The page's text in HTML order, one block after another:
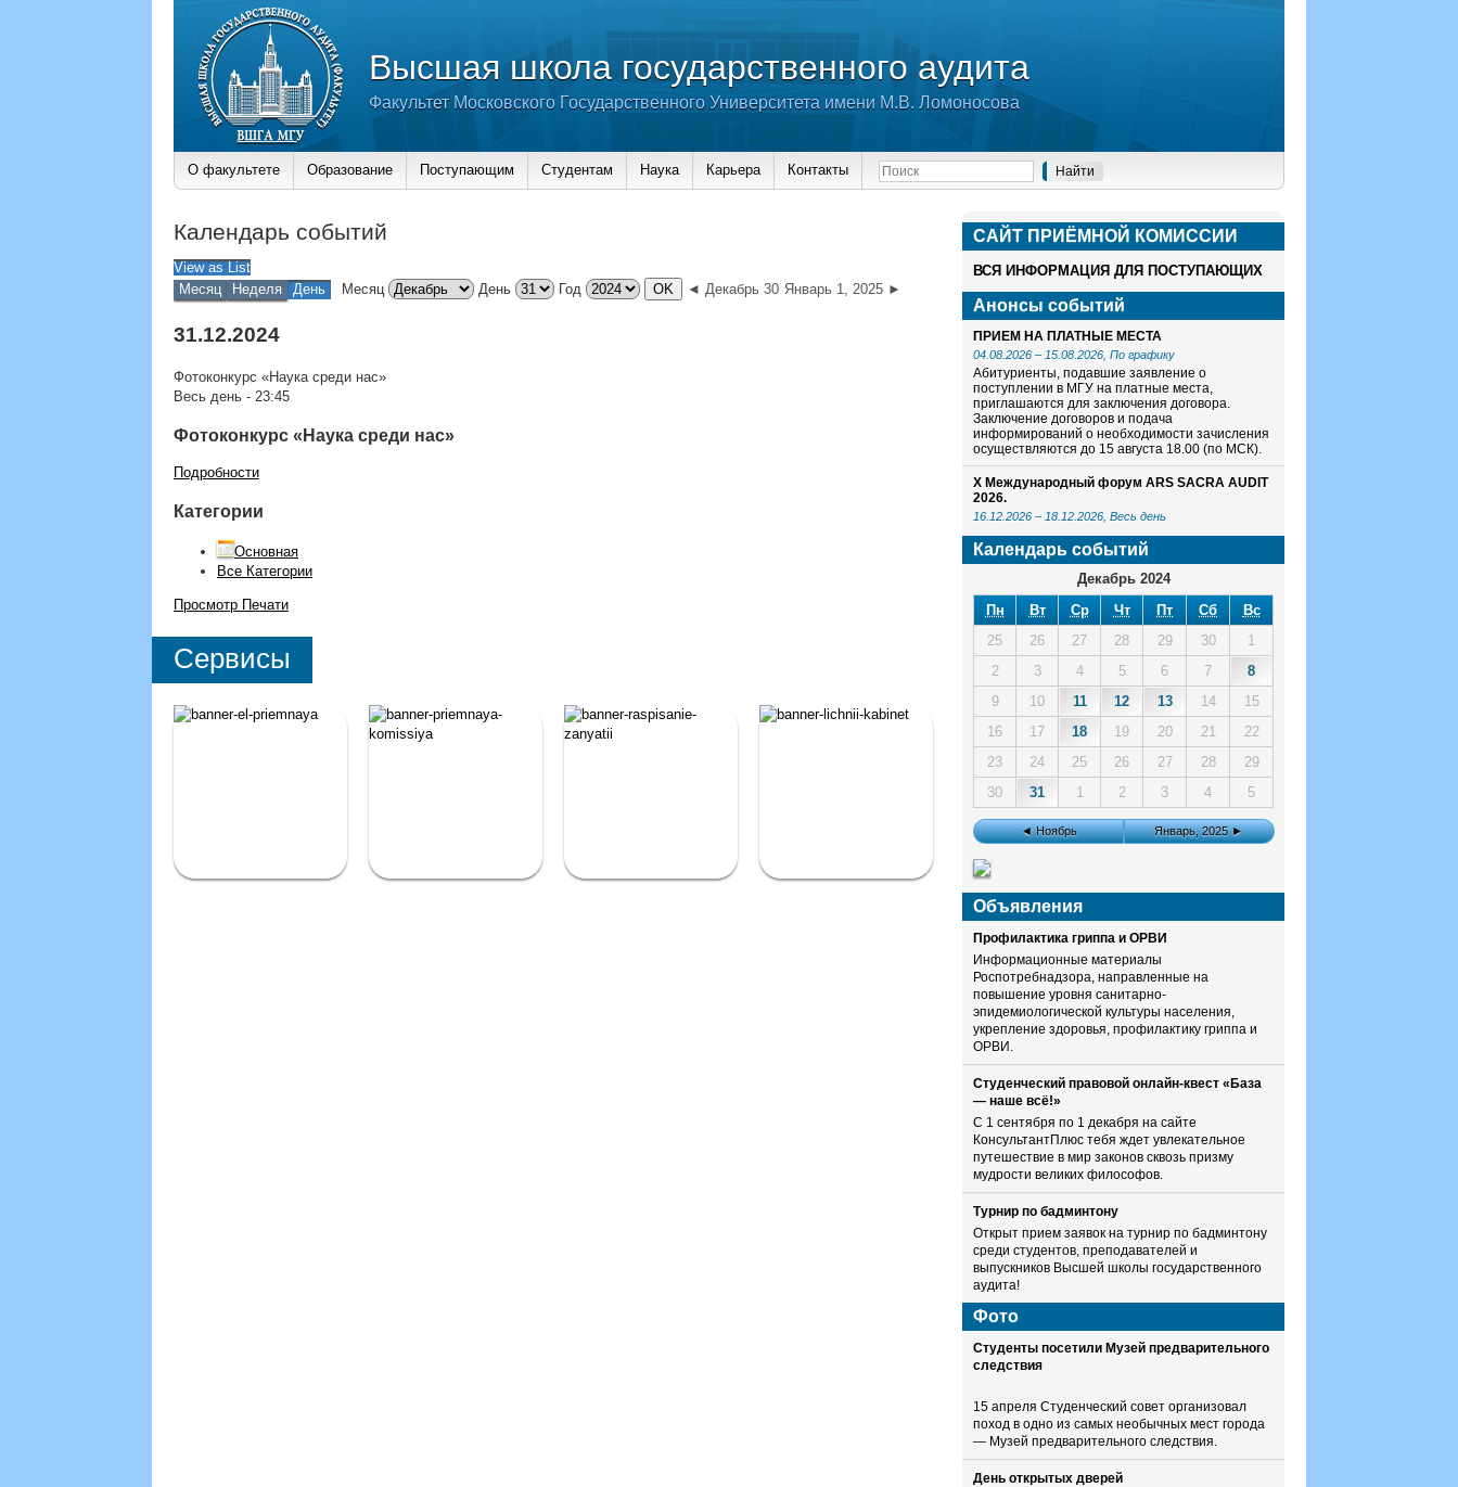
Высшая школа государственного аудита
Факультет Московского Государственного Университета имени М.В. Ломоносова
О факультете Образование Поступающим Студентам Наука Карьера Контакты
Календарь событий
View asList
Месяц
Неделя День Месяц День Год ◄ Декабрь 30 Январь 1, 2025 ►
31.12.2024
Фотоконкурс «Наука среди нас»
Весь день - 23:45
Фотоконкурс «Наука среди нас»
Подробности
Категории
Основная
Все Категории
Просмотр Печати
Сервисы
САЙТ ПРИЁМНОЙ КОМИСCИИ
ВСЯ ИНФОРМАЦИЯ ДЛЯ ПОСТУПАЮЩИХ
Анонсы событий
ПРИЕМ НА ПЛАТНЫЕ МЕСТА
04.08.2026 – 15.08.2026 , По графику
Абитуриенты, подавшие заявление о
поступлении в МГУ на платные места,
приглашаются для заключения договора.
Заключение договоров и подача
информирований о необходимости зачисления
осуществляются до 15 августа 18.00 (по МСК).
X Международный форум ARS SACRA AUDIT
2026.
16.12.2026 – 18.12.2026 , Весь день
Календарь событий
Декабрь 2024
Пн
Вт Ср Чт Пт Сб
Вс
25
26 27 28 29 30
1
2
3 4 5 6 7
8
9
10 11 12 13 14
15
16
17 18 19 20 21
22
23
24 25 26 27 28
29
30
31 1 2 3 4 5
◄ Ноябрь Январь, 2025 ►
Объявления
Профилактика гриппа и ОРВИ
Информационные материалы
Роспотребнадзора, направленные на
повышение уровня санитарно-
эпидемиологической культуры населения,
укрепление здоровья, профилактику гриппа и
ОРВИ.
Студенческий правовой онлайн-квест «База
— наше всё!»
С 1 сентября по 1 декабря на сайте
КонсультантПлюс тебя ждет увлекательное
путешествие в мир законов сквозь призму
мудрости великих философов.
Турнир по бадминтону
Открыт прием заявок на турнир по бадминтону
среди студентов, преподавателей и
выпускников Высшей школы государственного
аудита!
Фото
Студенты посетили Музей предварительного
следствия
15 апреля Студенческий совет организовал
поход в одно из самых необычных мест города
— Музей предварительного следствия.
День открытых дверей